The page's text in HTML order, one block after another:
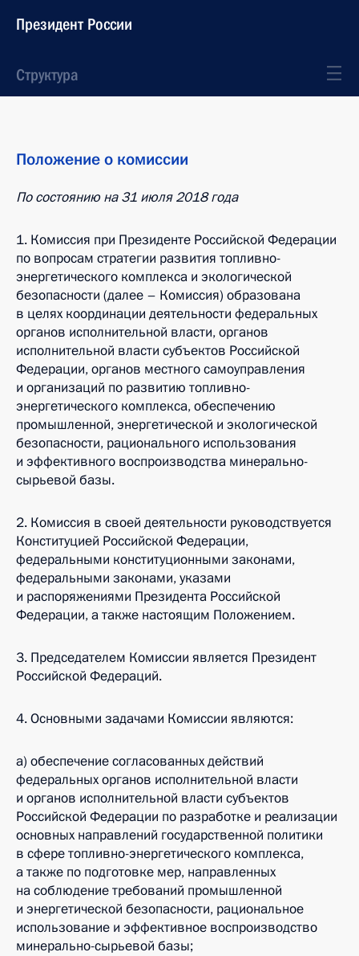
Президент России
Структура
Положение о комиссии
По состоянию на 31 июля 2018года
1. Комиссия при Президенте Российской Федерации
по вопросам стратегии развития топливно-
энергетического комплекса и экологической
безопасности (далее – Комиссия) образована
в целях координации деятельности федеральных
органов исполнительной власти, органов
исполнительной власти субъектов Российской
Федерации, органов местного самоуправления
и организаций по развитию топливно-
энергетического комплекса, обеспечению
промышленной, энергетической и экологической
безопасности, рационального использования
и эффективного воспроизводства минерально-
сырьевой базы.
2. Комиссия в своей деятельности руководствуется
Конституцией Российской Федерации,
федеральными конституционными законами,
федеральными законами, указами
и распоряжениями Президента Российской
Федерации, а также настоящим Положением.
3. Председателем Комиссии является Президент
Российской Федераций.
4. Основными задачами Комиссии являются:
а) обеспечение согласованных действий
федеральных органов исполнительной власти
и органов исполнительной власти субъектов
Российской Федерации по разработке и реализации
основных направлений государственной политики
в сфере топливно-энергетического комплекса,
а также по подготовке мер, направленных
на соблюдение требований промышленной
и энергетической безопасности, рациональное
использование и эффективное воспроизводство
минерально-сырьевой базы;